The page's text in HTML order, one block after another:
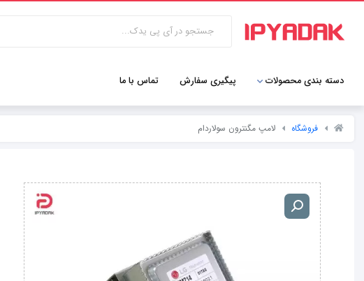
دسته بندی محصولات پیگیری سفارش تماس با ما
فروشگاه لامپ مگنترون سولاردام